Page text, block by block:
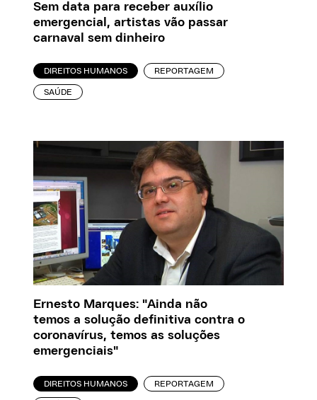
Sem data para receber auxílio
emergencial, artistas vão passar
carnaval sem dinheiro
DIREITOS HUMANOS REPORTAGEM
SAÚDE
Ernesto Marques: "Ainda não
temos a solução definitiva contra o
coronavírus, temos as soluções
emergenciais"
DIREITOS HUMANOS REPORTAGEM